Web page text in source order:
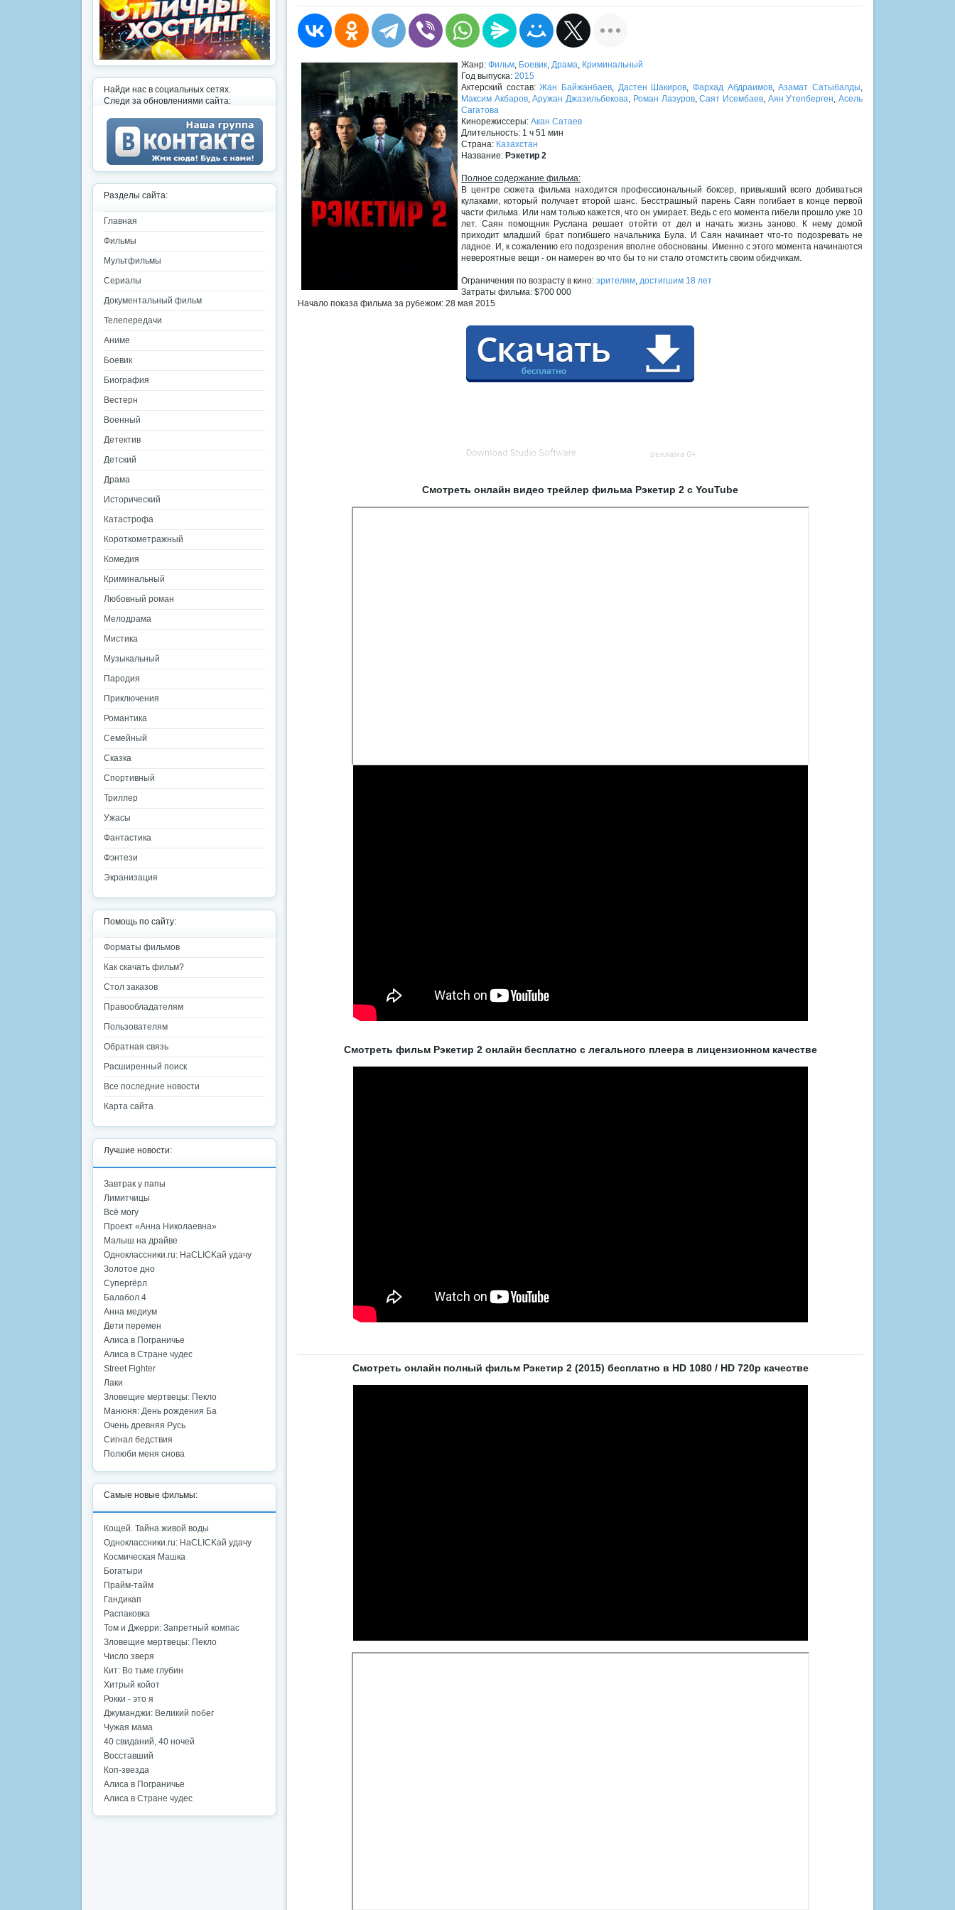
Жанр: Фильм, Боевик, Драма, Криминальный
Год выпуска: 2015
Актерский состав:Жан Байжанбаев, Дастен Шакиров,Фархад Абдраимов,Азамат Сатыбалды,
Максим Акбаров,Аружан Джазильбекова, Роман Лазуров,Саят Исембаев, Аян Утепберген,Асель
Сагатова
Кинорежиссеры: Акан Сатаев
Длительность: 1 ч 51 мин
Страна: Казахстан
Название: Рэкетир 2
Полное содержание фильма:
В центре сюжета фильма находится профессиональный боксер, привыкший всего добиваться
кулаками, который получает второй шанс. Бесстрашный парень Саян погибает в конце первой
части фильма. Или нам только кажется, что он умирает. Ведь с его момента гибели прошло уже 10
лет. Саян помощник Руслана решает отойти от дел и начать жизнь заново. К нему домой
приходит младший брат погибшего начальника Була. И Саян начинает что-то подозревать не
ладное. И, к сожалению его подозрения вполне обоснованы. Именно с этого момента начинаются
невероятные вещи - он намерен во что бы то ни стало отомстить своим обидчикам.
Ограничения по возрасту в кино: зрителям, достигшим 18 лет
Затраты фильма: $700 000
Начало показа фильма за рубежом: 28 мая 2015
Смотреть онлайн видео трейлер фильма Рэкетир 2 с YouTube
Смотреть фильм Рэкетир 2 онлайн бесплатно с легального плеера в лицензионном качестве
Смотреть онлайн полный фильм Рэкетир 2 (2015) бесплатно в HD 1080 / HD 720p качестве
Найди нас в социальных сетях.
Следи за обновлениями сайта:
Разделы сайта:
Главная
Фильмы
Мультфильмы
Сериалы
Документальный фильм
Телепередачи
Аниме
Боевик
Биография
Вестерн
Военный
Детектив
Детский
Драма
Исторический
Катастрофа
Короткометражный
Комедия
Криминальный
Любовный роман
Мелодрама
Мистика
Музыкальный
Пародия
Приключения
Романтика
Семейный
Сказка
Спортивный
Триллер
Ужасы
Фантастика
Фэнтези
Экранизация
Помощь по сайту:
Форматы фильмов
Как скачать фильм?
Стол заказов
Правообладателям
Пользователям
Обратная связь
Расширенный поиск
Все последние новости
Карта сайта
Лучшие новости:
Завтрак у папы
Лимитчицы
Всё могу
Проект «Анна Николаевна»
Малыш на драйве
Одноклассники.ru: НаCLICKай удачу
Золотое дно
Супергёрл
Балабол 4
Анна медиум
Дети перемен
Алиса в Пограничье
Алиса в Стране чудес
Street Fighter
Лаки
Зловещие мертвецы: Пекло
Манюня: День рождения Ба
Очень древняя Русь
Сигнал бедствия
Полюби меня снова
Самые новые фильмы:
Кощей. Тайна живой воды
Одноклассники.ru: НаCLICKай удачу
Космическая Машка
Богатыри
Прайм-тайм
Гандикап
Распаковка
Том и Джерри: Запретный компас
Зловещие мертвецы: Пекло
Число зверя
Кит: Во тьме глубин
Хитрый койот
Рокки - это я
Джуманджи: Великий побег
Чужая мама
40 свиданий, 40 ночей
Восставший
Коп-звезда
Алиса в Пограничье
Алиса в Стране чудес